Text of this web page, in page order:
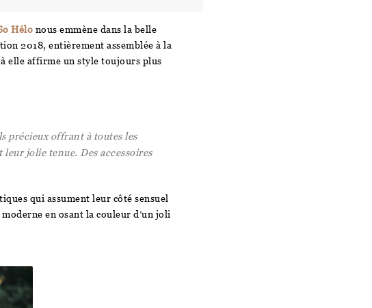
Hélo nous emmène dans la belle
2018, entièrement assemblée à la
elle affirme un style toujours plus
précieux offrant à toutes les
jolie tenue. Des accessoires
qui assument leur côté sensuel
en osant la couleur d’un joli